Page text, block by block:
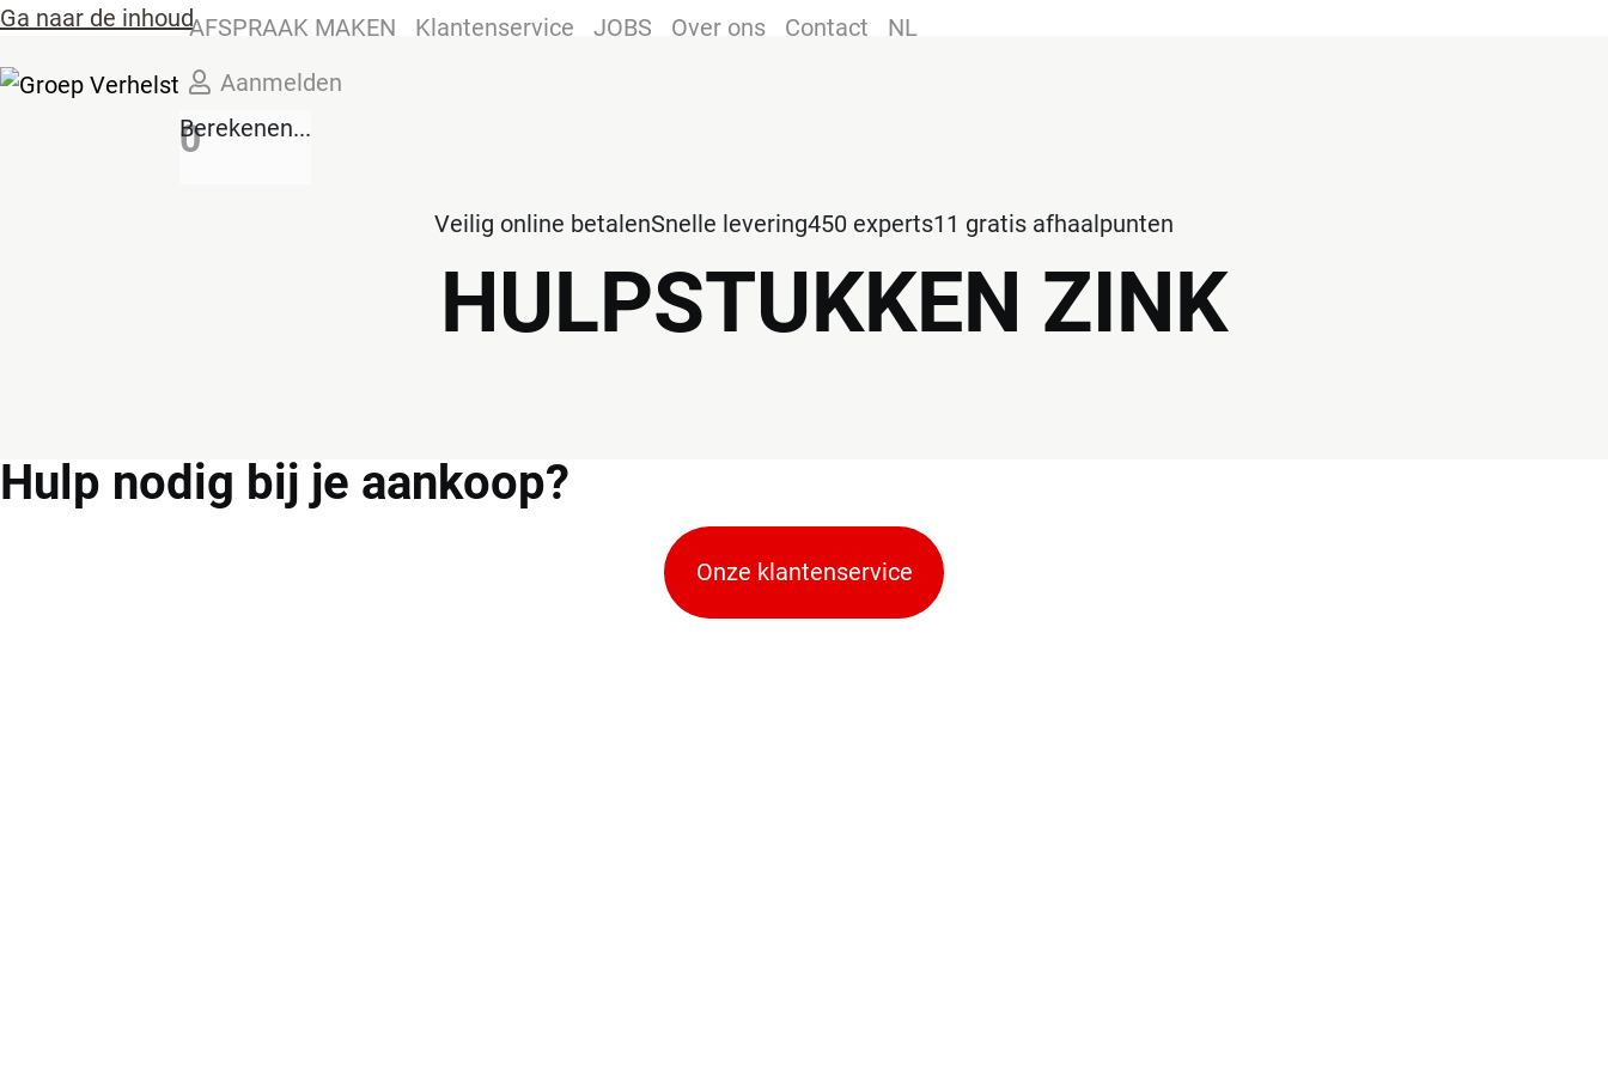
Ga naar de inhoudAFSPRAAK MAKEN Klantenservice JOBS Over ons Contact
NL
Aanmelden
0
Berekenen...
Veilig online betalenSnelle levering450 experts11 gratis afhaalpunten
HULPSTUKKEN ZINK
Hulp nodig bij je aankoop?
Onze klantenservice